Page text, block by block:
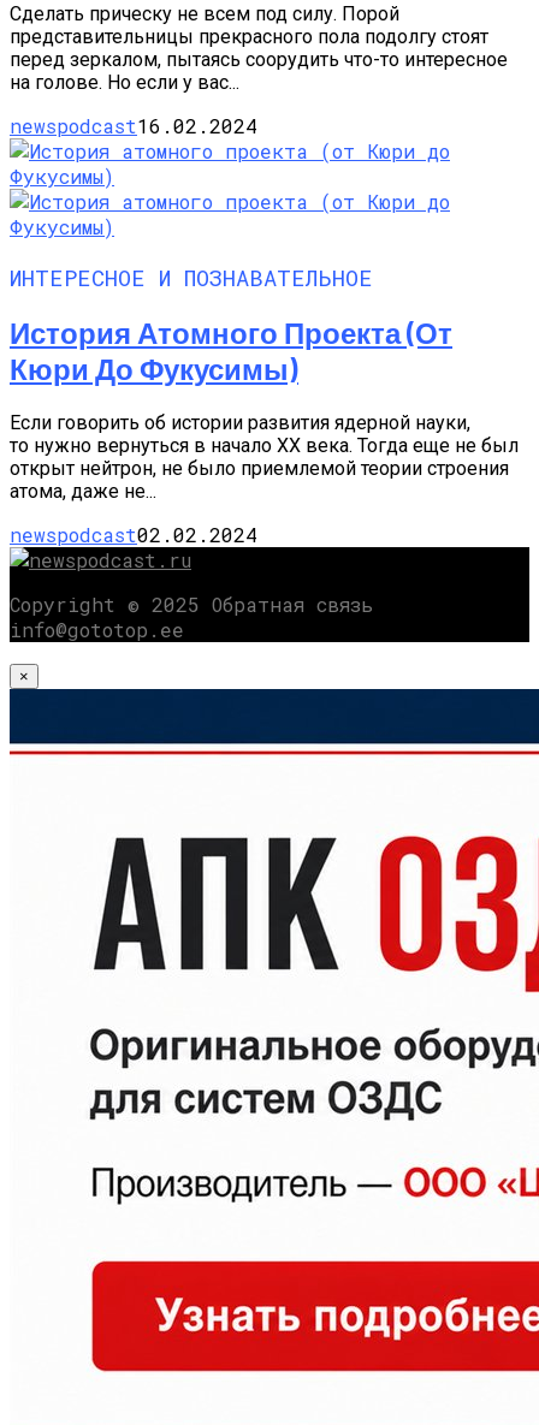
Сделать прическу не всем под силу. Порой
представительницы прекрасного пола подолгу стоят
перед зеркалом, пытаясь соорудить что-то интересное
на голове. Но если у вас...
newspodcast16.02.2024
ИНТЕРЕСНОЕ И ПОЗНАВАТЕЛЬНОЕ
История Атомного Проекта (от
Кюри До Фукусимы)
Если говорить об истории развития ядерной науки,
то нужно вернуться в начало XX века. Тогда еще не был
открыт нейтрон, не было приемлемой теории строения
атома, даже не...
newspodcast02.02.2024
Copyright © 2025 Обратная связь
info@gototop.ee
×